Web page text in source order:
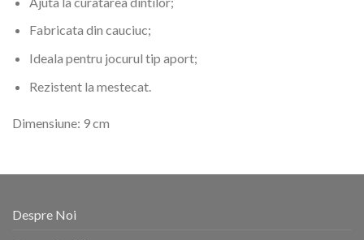
Fabricata din cauciuc;
Ideala pentru jocurul tip aport;
Rezistent la mestecat.
Dimensiune: 9 cm
Despre Noi